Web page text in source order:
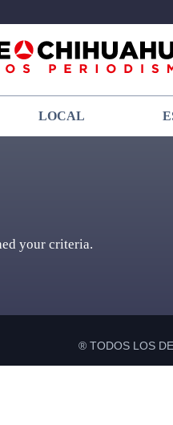
LOCAL
your criteria.
® TODOS LOS